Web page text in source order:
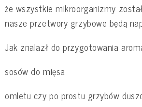
że wszystkie mikroorganizmy
nasze przetwory grzybowe będą
Jak znalazł do przygotowania
sosów do mięsa
omletu czy po prostu grzybów